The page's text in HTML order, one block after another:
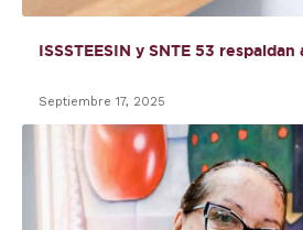
ISSSTEESIN y SNTE 53
Septiembre 17, 2025